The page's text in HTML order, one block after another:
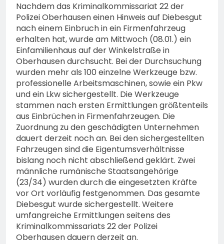
Nachdem das Kriminalkommissariat 22 der
Polizei Oberhausen einen Hinweis auf Diebesgut
nach einem Einbruch in ein Firmenfahrzeug
erhalten hat, wurde am Mittwoch (08.01.) ein
Einfamilienhaus auf der Winkelstraße in
Oberhausen durchsucht. Bei der Durchsuchung
wurden mehr als 100 einzelne Werkzeuge bzw.
professionelle Arbeitsmaschinen, sowie ein Pkw
und ein Lkw sichergestellt. Die Werkzeuge
stammen nach ersten Ermittlungen größtenteils
aus Einbrüchen in Firmenfahrzeugen. Die
Zuordnung zu den geschädigten Unternehmen
dauert derzeit noch an. Bei den sichergestellten
Fahrzeugen sind die Eigentumsverhältnisse
bislang noch nicht abschließend geklärt. Zwei
männliche rumänische Staatsangehörige
(23/34) wurden durch die eingesetzten Kräfte
vor Ort vorläufig festgenommen. Das gesamte
Diebesgut wurde sichergestellt. Weitere
umfangreiche Ermittlungen seitens des
Kriminalkommissariats 22 der Polizei
Oberhausen dauern derzeit an.